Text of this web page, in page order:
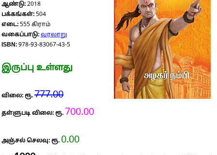
ஆண்டு: 2018
பக்கங்கள்: 504
எடை: 555 கிராம்
வகைப்பாடு: வரலாறு
ISBN: 978-93-83067-43-5
இருப்பு உள்ளது
விலை: ரூ. 777.00
தள்ளுபடி விலை: ரூ. 700.00
அஞ்சல் செலவு: ரூ. 0.00